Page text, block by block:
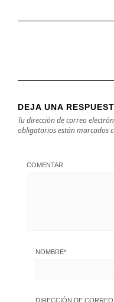
DEJA UNA
Tu dirección de correo
obligatorios están marcados
COMENTAR
NOMBRE*
DIRECCIÓN DE